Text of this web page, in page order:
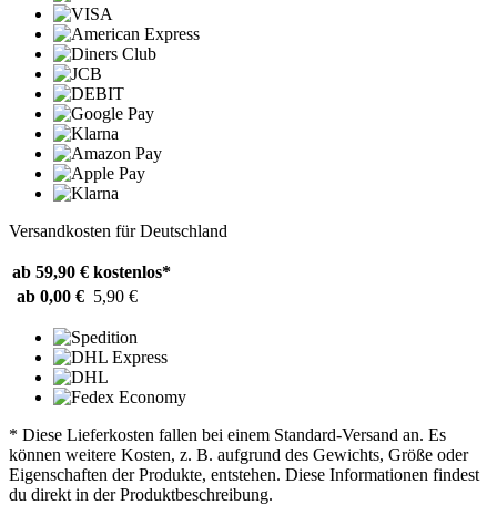
Versandkosten für Deutschland
ab 59,90 € kostenlos*
ab 0,00 € 5,90 €
* Diese Lieferkosten fallen bei einem Standard-Versand an. Es
können weitere Kosten, z. B. aufgrund des Gewichts, Größe oder
Eigenschaften der Produkte, entstehen. Diese Informationen findest
du direkt in der Produktbeschreibung.